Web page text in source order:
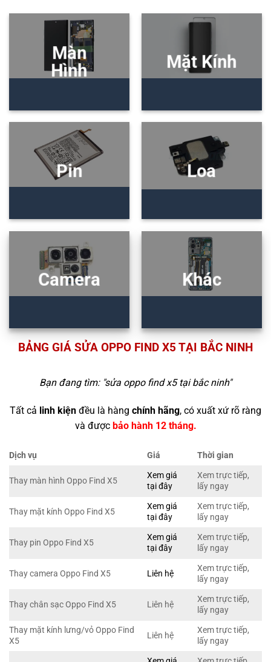
Màn
Hình
Mặt Kính
Pin Loa
Camera Khác
BẢNG GIÁ SỬA OPPO FIND X5 TẠI BẮC NINH
Bạn đang tìm: "sửa oppo find x5 tại bắc ninh"
Tất cả linh kiện đều là hàng chính hãng, có xuất xứ rõ ràng
và được bảo hành 12 tháng.
Dịch vụ Giá Thời gian
Thay màn hình Oppo Find X5
Xem giá
tại đây
Xem trực tiếp,
lấy ngay
Thay mặt kính Oppo Find X5
Xem giá
tại đây
Xem trực tiếp,
lấy ngay
Thay pin Oppo Find X5
Xem giá
tại đây
Xem trực tiếp,
lấy ngay
Thay camera Oppo Find X5 Liên hệ
Xem trực tiếp,
lấy ngay
Thay chân sạc Oppo Find X5 Liên hệ
Xem trực tiếp,
lấy ngay
Thay mặt kính lưng/vỏ Oppo Find
X5
Liên hệ
Xem trực tiếp,
lấy ngay